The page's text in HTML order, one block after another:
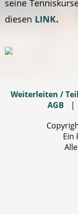
seine
diesen LINK.
Weiterleiten /
AGB
|
Ein